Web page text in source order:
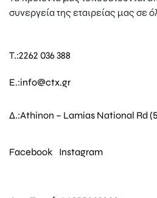
συνεργεία της εταιρείας μας σε
T.:2262 036 388
E.:info@ctx.gr
Δ.:Athinon – Lamias National Rd
Facebook Instagram